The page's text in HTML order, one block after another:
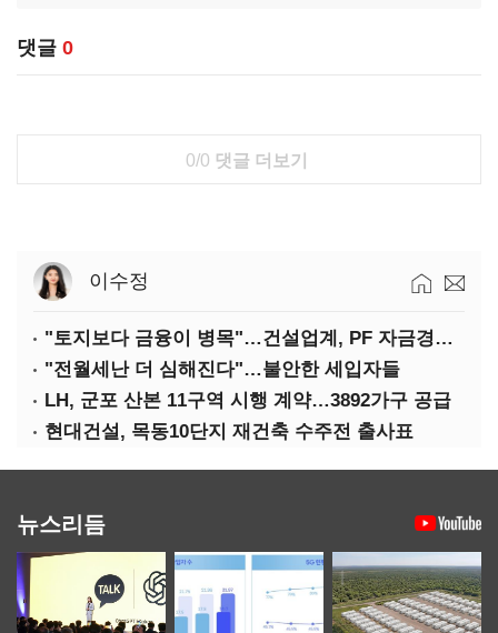
댓글 0
0/0 댓글 더보기
이수정
"토지보다 금융이 병목"…건설업계, PF 자금경색 해소 목소리
"전월세난 더 심해진다"…불안한 세입자들
LH, 군포 산본 11구역 시행 계약…3892가구 공급
현대건설, 목동10단지 재건축 수주전 출사표
뉴스리듬